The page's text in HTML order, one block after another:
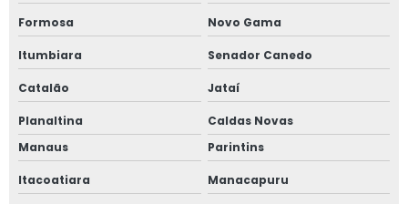
Formosa Novo Gama
Itumbiara Senador Canedo
Catalão Jataí
Planaltina
Caldas Novas
Manaus
Parintins
Itacoatiara Manacapuru